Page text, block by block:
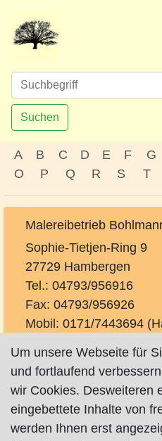
Suchen
A B C D E F G
O
P Q R S T
Malereibetrieb
Sophie-Tietjen-Ring 9
27729 Hambergen
Tel.: 04793/956916
Fax: 04793/956926
Mobil: 0171/7443694
info(at)malerei-
http://www.malerei-
Um unsere Webseite für
und fortlaufend
wir Cookies. Desweiteren
eingebettete Inhalte von
werden Ihnen erst